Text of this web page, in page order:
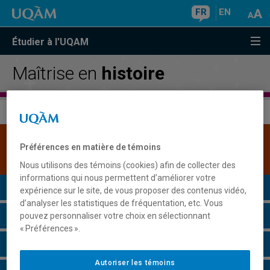
FR EN
Étudier à l'UQAM
Maîtrise en histoire
Une version plus récente de ce programme est
Présentation du programme
Conditions d'admission
Préférences en matière de témoins
Nous utilisons des témoins (cookies) afin de collecter des
informations qui nous permettent d’améliorer votre
expérience sur le site, de vous proposer des contenus vidéo,
d’analyser les statistiques de fréquentation, etc. Vous
pouvez personnaliser votre choix en sélectionnant
« Préférences ».
Autoriser les témoins